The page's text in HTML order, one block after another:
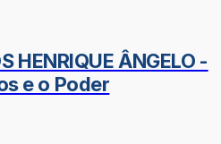
HENRIQUE ÂNGELO -
e o Poder